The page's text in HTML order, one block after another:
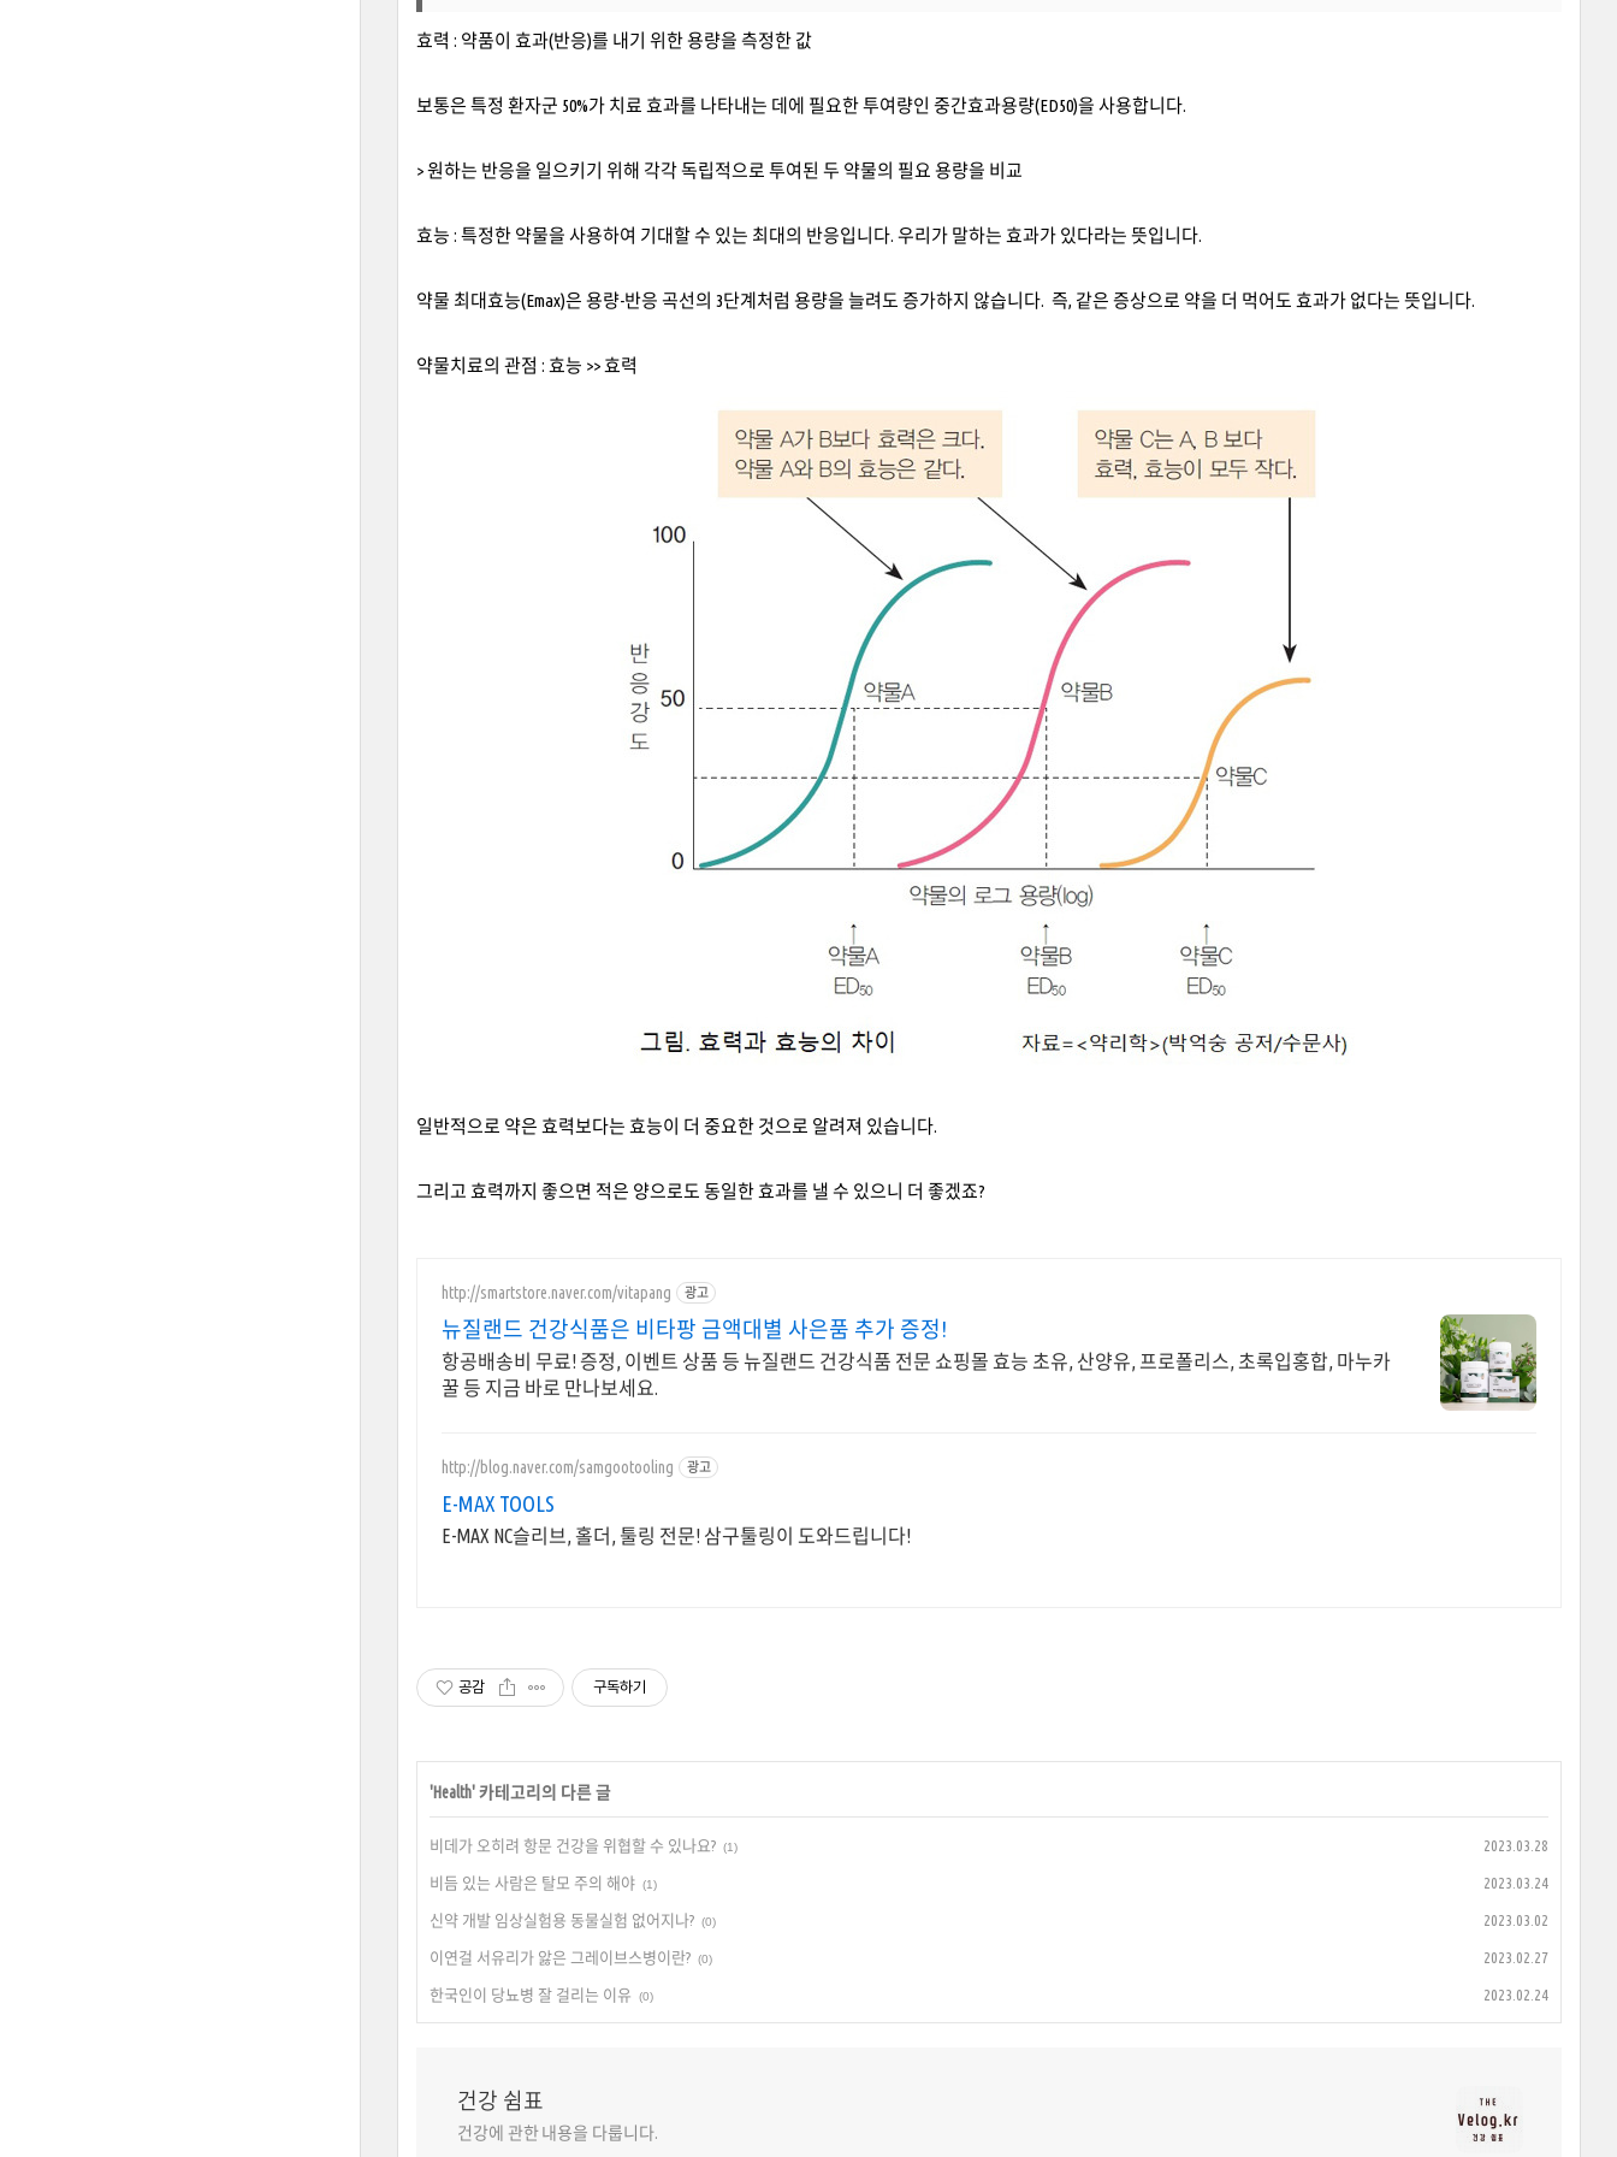
​효력 : 약품이 효과(반응)를 내기 위한 용량을 측정한 값
보통은 특정 환자군 50%가 치료 효과를 나타내는 데에 필요한 투여량인 중간효과용량(ED50)을 사용합니다.
> 원하는 반응을 일으키기 위해 각각 독립적으로 투여된 두 약물의 필요 용량을 비교
효능 : 특정한 약물을 사용하여 기대할 수 있는 최대의 반응입니다. 우리가 말하는 효과가 있다라는 뜻입니다.
약물 최대효능(Emax)은 용량-반응 곡선의 3단계처럼 용량을 늘려도 증가하지 않습니다. 즉, 같은 증상으로 약을 더 먹어도 효과가 없다는 뜻입니다.
약물치료의 관점 : 효능 >> 효력
일반적으로 약은 효력보다는 효능이 더 중요한 것으로 알려져 있습니다.
그리고 효력까지 좋으면 적은 양으로도 동일한 효과를 낼 수 있으니 더 좋겠죠?
http://smartstore.naver.com/vitapang 광고
뉴질랜드 건강식품은 비타팡 금액대별 사은품 추가 증정!
항공배송비 무료! 증정, 이벤트 상품 등 뉴질랜드 건강식품 전문 쇼핑몰 효능 초유, 산양유, 프로폴리스, 초록입홍합, 마누카
꿀 등 지금 바로 만나보세요.
http://blog.naver.com/samgootooling 광고
E-MAX TOOLS
E-MAX NC슬리브, 홀더, 툴링 전문! 삼구툴링이 도와드립니다!
공감 구독하기
'Health' 카테고리의 다른 글
비데가 오히려 항문 건강을 위협할 수 있나요? (1) 2023.03.28
비듬 있는 사람은 탈모 주의 해야 (1) 2023.03.24
신약 개발 임상실험용 동물실험 없어지나? (0) 2023.03.02
이연걸 서유리가 앓은 그레이브스병이란? (0) 2023.02.27
한국인이 당뇨병 잘 걸리는 이유 (0) 2023.02.24
건강 쉼표
건강에 관한 내용을 다룹니다.